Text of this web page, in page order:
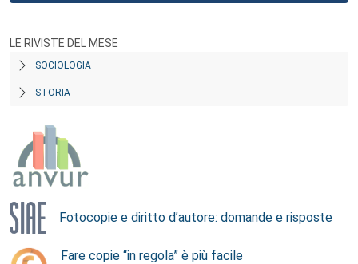
LE RIVISTE DEL MESE
SOCIOLOGIA
STORIA
Fotocopie e diritto d’autore: domande e risposte
Fare copie “in regola” è più facile